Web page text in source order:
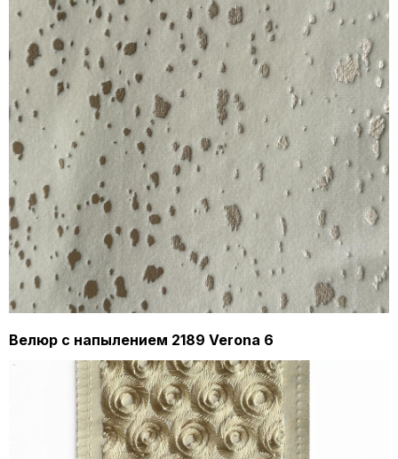
Велюр с напылением 2189 Verona 6